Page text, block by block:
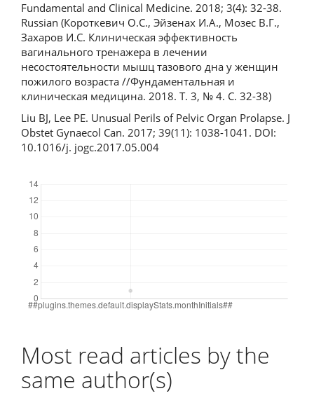
Fundamental and Clinical Medicine. 2018; 3(4): 32-38.
Russian (Короткевич О.С., Эйзенах И.А., Мозес В.Г.,
Захаров И.С. Клиническая эффективность
вагинального тренажера в лечении
несостоятельности мышц тазового дна у женщин
пожилого возраста //Фундаментальная и
клиническая медицина. 2018. Т. 3, № 4. С. 32-38)
Liu BJ, Lee PE. Unusual Perils of Pelvic Organ Prolapse. J
Obstet Gynaecol Can. 2017; 39(11): 1038-1041. DOI:
10.1016/j. jogc.2017.05.004
Most read articles by the
same author(s)